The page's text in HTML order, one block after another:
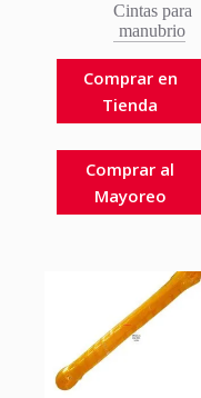
Cintas para
manubrio
Comprar en
Tienda
Comprar al
Mayoreo